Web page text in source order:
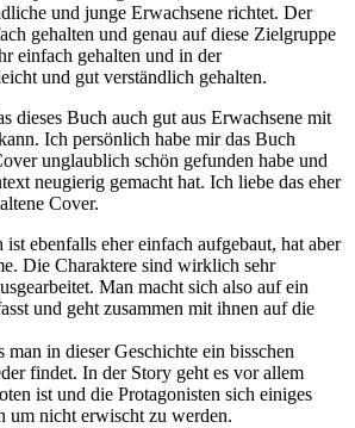
und junge Erwachsene richtet. Der
gehalten und genau auf diese Zielgruppe
einfach gehalten und in der
und gut verständlich gehalten.
dieses Buch auch gut aus Erwachsene mit
Ich persönlich habe mir das Buch
unglaublich schön gefunden habe und
neugierig gemacht hat. Ich liebe das eher
Cover.
ebenfalls eher einfach aufgebaut, hat aber
Die Charaktere sind wirklich sehr
Man macht sich also auf ein
und geht zusammen mit ihnen auf die
man in dieser Geschichte ein bisschen
findet. In der Story geht es vor allem
ist und die Protagonisten sich einiges
um nicht erwischt zu werden.